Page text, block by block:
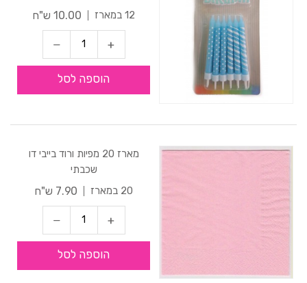
12 במארז 10.00 ש"ח
הוספה לסל
מארז 20 מפיות ורוד בייבי דו
שכבתי
20 במארז
7.90 ש"ח
הוספה לסל